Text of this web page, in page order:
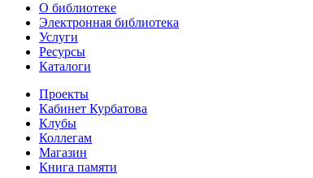
О библиотеке
Электронная библиотека
Услуги
Ресурсы
Каталоги
Проекты
Кабинет Курбатова
Клубы
Коллегам
Магазин
Книга памяти